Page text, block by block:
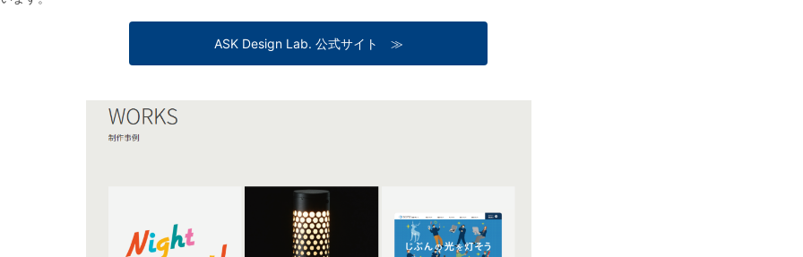
ASK Design Lab. 公式サイト ≫